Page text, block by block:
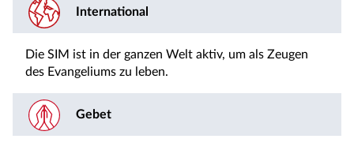
International
Die SIM ist in der ganzen Welt aktiv, um als Zeugen
des Evangeliums zu leben.
Gebet